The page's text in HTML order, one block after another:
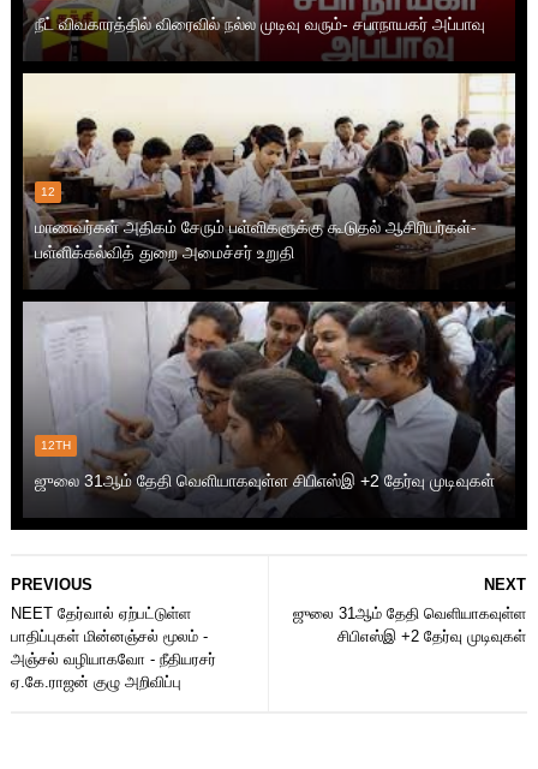
நீட் விவகாரத்தில் விரைவில் நல்ல முடிவு வரும்- சபாநாயகர் அப்பாவு
12
மாணவர்கள் அதிகம் சேரும் பள்ளிகளுக்கு கூடுதல் ஆசிரியர்கள்-
பள்ளிக்கல்வித் துறை அமைச்சர் உறுதி
12TH
ஜுலை 31ஆம் தேதி வெளியாகவுள்ள சிபிஎஸ்இ +2 தேர்வு முடிவுகள்
NEXT
ஜுலை 31ஆம் தேதி வெளியாகவுள்ள
சிபிஎஸ்இ +2 தேர்வு முடிவுகள்
PREVIOUS
NEET தேர்வால் ஏற்பட்டுள்ள
பாதிப்புகள் மின்னஞ்சல் மூலம் -
அஞ்சல் வழியாகவோ - நீதியரசர்
ஏ.கே.ராஜன் குழு அறிவிப்பு